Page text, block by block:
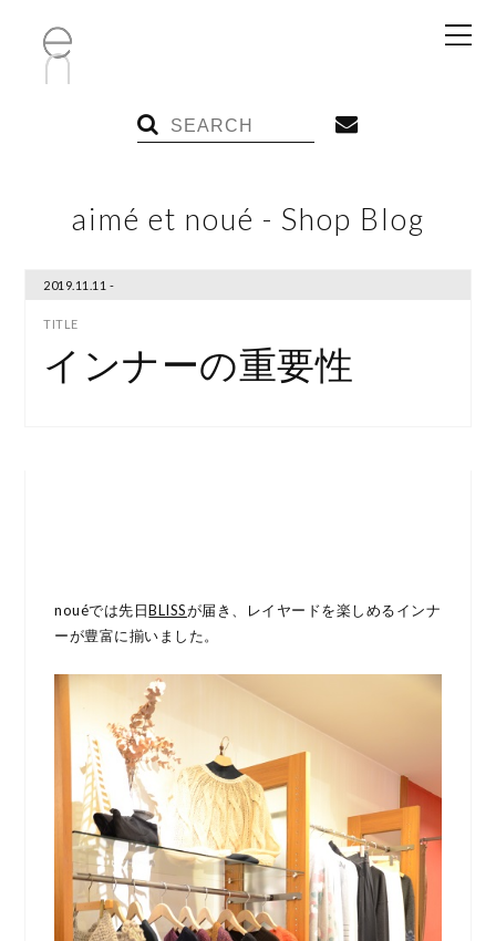
aimé et noué - Shop Blog
2019.11.11 -
インナーの重要性
nouéでは先日BLISSが届き、レイヤードを楽しめるインナ
ーが豊富に揃いました。